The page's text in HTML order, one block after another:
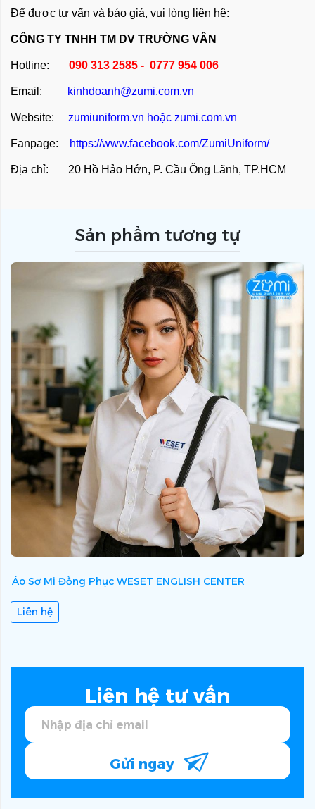
Để được tư vấn và báo giá, vui lòng liên hệ:
CÔNG TY TNHH TM DV TRƯỜNG VÂN
Hotline: 090 313 2585 - 0777 954 006
Email: kinhdoanh@zumi.com.vn
Website: zumiuniform.vn hoặc zumi.com.vn
Fanpage: https://www.facebook.com/ZumiUniform/
Địa chỉ: 20 Hồ Hảo Hớn, P. Cầu Ông Lãnh, TP.HCM
Sản phẩm tương tự
Áo Sơ Mi Đồng Phục WESET ENGLISH CENTER
Liên hệ
Liên hệ tư vấn
Gửi ngay